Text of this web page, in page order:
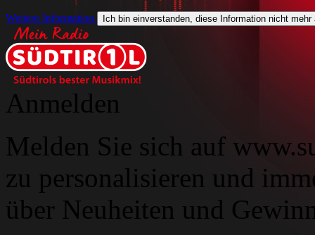
Weitere Information Ich bin einverstanden, diese Information nicht mehr
Anmelden
Melden Sie sich auf
zu personalisieren und
über Neuheiten und